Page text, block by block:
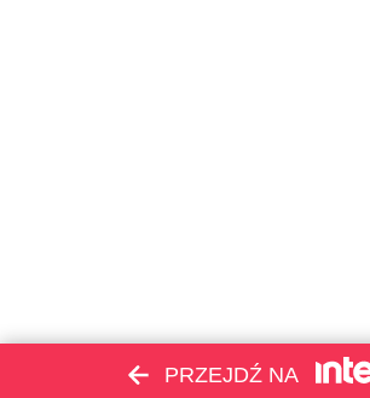
PRZEJDŹ NA